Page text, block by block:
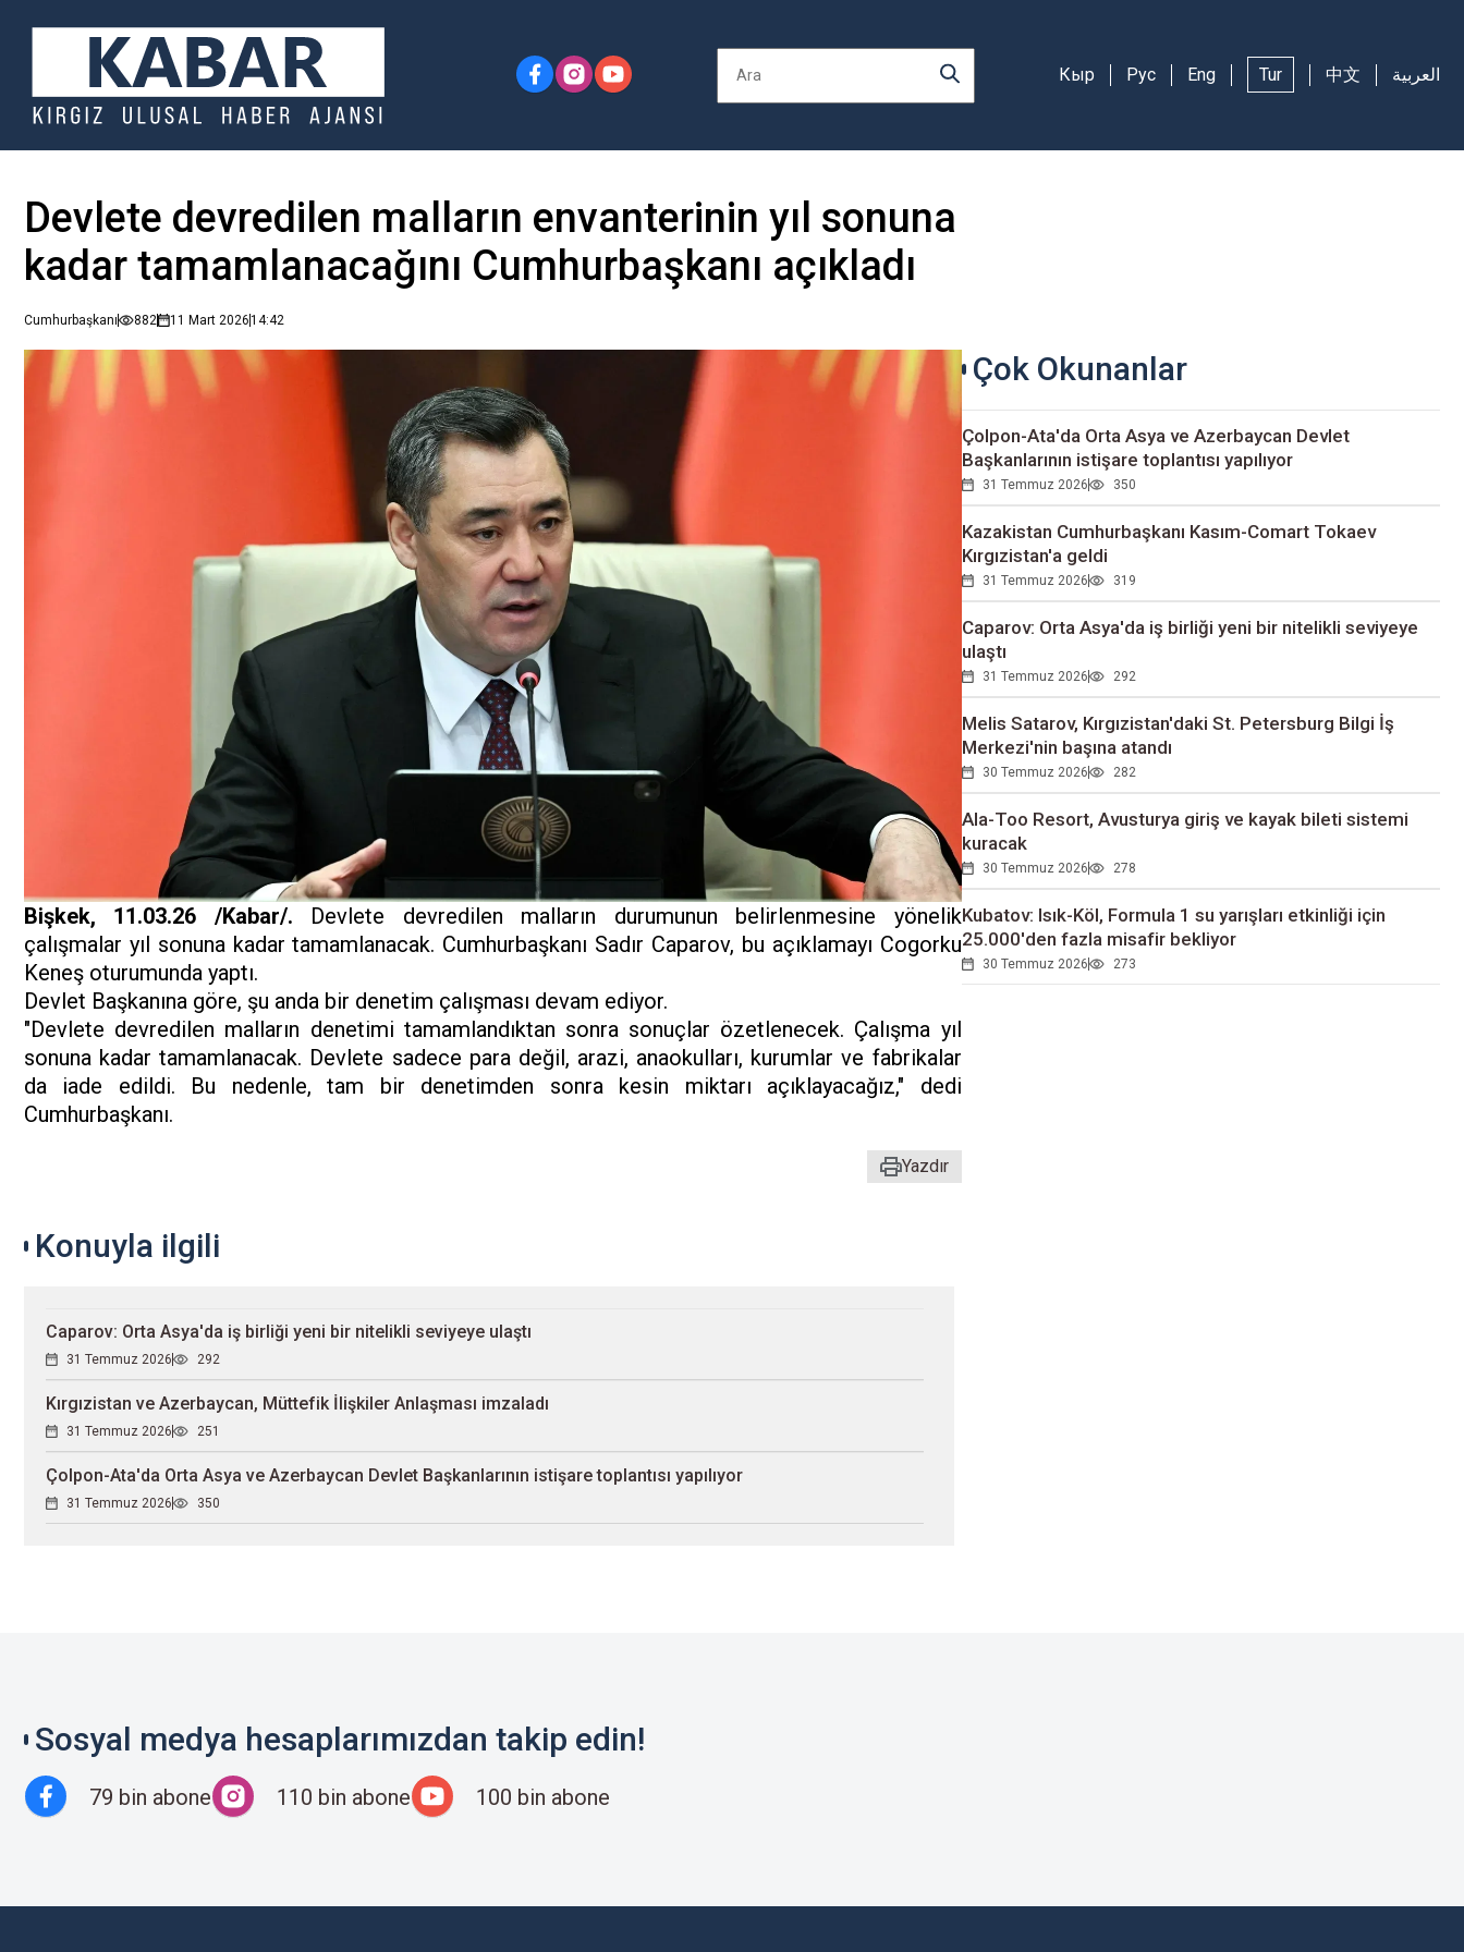
Кыр Рус Eng Tur 中文 العربية
Devlete devredilen malların envanterinin yıl sonuna
kadar tamamlanacağını Cumhurbaşkanı açıkladı
Cumhurbaşkanı 882 11 Mart 202614:42
Bişkek, 11.03.26 /Kabar/. Devlete devredilen malların durumunun belirlenmesine yönelik
çalışmalar yıl sonuna kadar tamamlanacak. Cumhurbaşkanı Sadır Caparov, bu açıklamayı Cogorku
Keneş oturumunda yaptı.
Devlet Başkanına göre, şu anda bir denetim çalışması devam ediyor.
"Devlete devredilen malların denetimi tamamlandıktan sonra sonuçlar özetlenecek. Çalışma yıl
sonuna kadar tamamlanacak. Devlete sadece para değil, arazi, anaokulları, kurumlar ve fabrikalar
da iade edildi. Bu nedenle, tam bir denetimden sonra kesin miktarı açıklayacağız," dedi
Cumhurbaşkanı.
Yazdır
Çok Okunanlar
Çolpon-Ata'da Orta Asya ve Azerbaycan Devlet
Başkanlarının istişare toplantısı yapılıyor
31 Temmuz 2026 350
Kazakistan Cumhurbaşkanı Kasım-Comart Tokaev
Kırgızistan'a geldi
31 Temmuz 2026 319
Caparov: Orta Asya'da iş birliği yeni bir nitelikli seviyeye
ulaştı
31 Temmuz 2026 292
Melis Satarov, Kırgızistan'daki St. Petersburg Bilgi İş
Merkezi'nin başına atandı
30 Temmuz 2026 282
Ala-Too Resort, Avusturya giriş ve kayak bileti sistemi
kuracak
30 Temmuz 2026 278
Kubatov: Isık-Köl, Formula 1 su yarışları etkinliği için
25.000'den fazla misafir bekliyor
30 Temmuz 2026 273
Konuyla ilgili
Caparov: Orta Asya'da iş birliği yeni bir nitelikli seviyeye ulaştı
31 Temmuz 2026 292
Kırgızistan ve Azerbaycan, Müttefik İlişkiler Anlaşması imzaladı
31 Temmuz 2026 251
Çolpon-Ata'da Orta Asya ve Azerbaycan Devlet Başkanlarının istişare toplantısı yapılıyor
31 Temmuz 2026 350
Sosyal medya hesaplarımızdan takip edin!
79 bin abone 110 bin abone 100 bin abone